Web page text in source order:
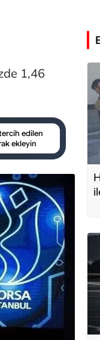
1,46
edilen
ekleyin